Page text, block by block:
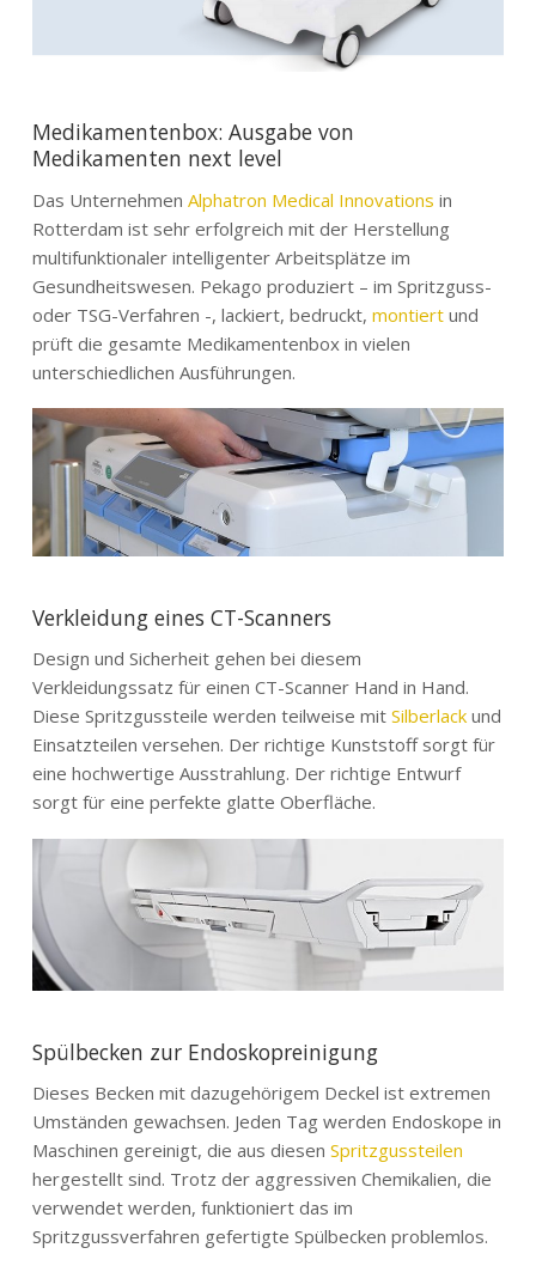
Medikamentenbox: Ausgabe von
Medikamenten next level
Das Unternehmen Alphatron Medical Innovations in
Rotterdam ist sehr erfolgreich mit der Herstellung
multifunktionaler intelligenter Arbeitsplätze im
Gesundheitswesen. Pekago produziert – im Spritzguss-
oder TSG-Verfahren -, lackiert, bedruckt, montiertund
prüft die gesamte Medikamentenbox in vielen
unterschiedlichen Ausführungen.
Verkleidung eines CT-Scanners
Design und Sicherheit gehen bei diesem
Verkleidungssatz für einen CT-Scanner Hand in Hand.
Diese Spritzgussteile werden teilweise mit Silberlackund
Einsatzteilen versehen. Der richtige Kunststoff sorgt für
eine hochwertige Ausstrahlung. Der richtige Entwurf
sorgt für eine perfekte glatte Oberfläche.
Spülbecken zur Endoskopreinigung
Dieses Becken mit dazugehörigem Deckel ist extremen
Umständen gewachsen. Jeden Tag werden Endoskope in
Maschinen gereinigt, die aus diesen Spritzgussteilen
hergestellt sind. Trotz der aggressiven Chemikalien, die
verwendet werden, funktioniert das im
Spritzgussverfahren gefertigte Spülbecken problemlos.